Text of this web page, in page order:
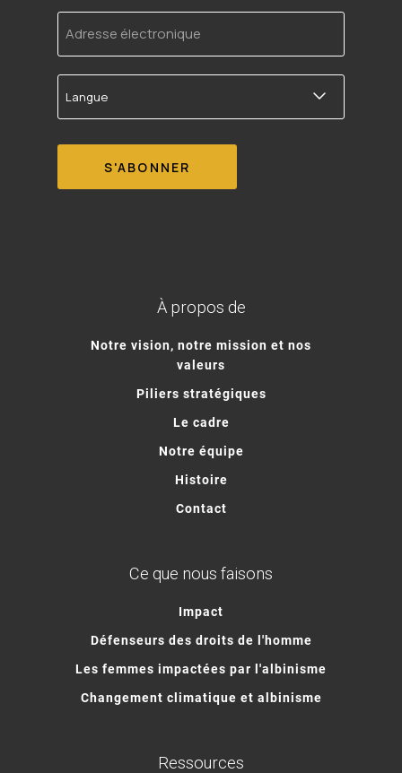
Adresse
électronique
Langue
À propos de
Notre vision, notre mission et nos
valeurs
Piliers stratégiques
Le cadre
Notre équipe
Histoire
Contact
Ce que nous faisons
Impact
Défenseurs des droits de l'homme
Les femmes impactées par l'albinisme
Changement climatique et albinisme
Ressources